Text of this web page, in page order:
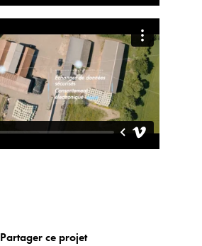
Partager ce projet